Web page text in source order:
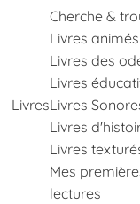
Livres
Cherche &
Livres animés
Livres des
Livres
Livres
Livres
Livres
Mes
lectures